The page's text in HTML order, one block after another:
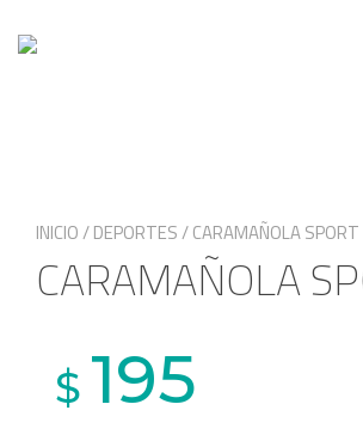
contenido
INICIO/DEPORTES/ CARAMAÑOLA SPORT
CARAMAÑOLA
$ 195